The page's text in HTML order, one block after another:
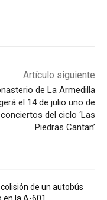
Artículo siguiente
de La Armedilla
el 14 de julio uno de
del ciclo ‘Las
Piedras Cantan’
de un autobús